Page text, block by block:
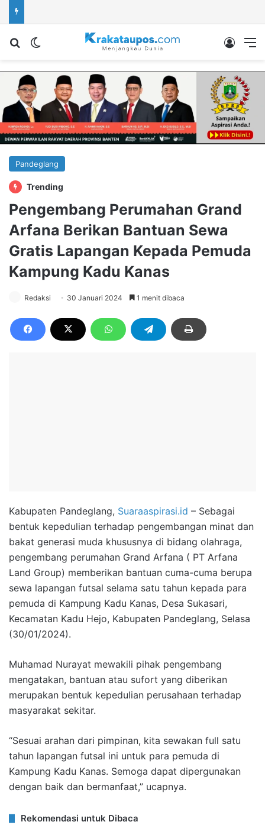
Cari berita...Switch skin Log In
Pandeglang
Trending
Pengembang Perumahan Grand
Arfana Berikan Bantuan Sewa
Gratis Lapangan Kepada Pemuda
Kampung Kadu Kanas
Redaksi 30 Januari 2024 1 menit dibaca
Kabupaten Pandeglang, Suaraaspirasi.id – Sebagai
bentuk kepedulian terhadap pengembangan minat dan
bakat generasi muda khususnya di bidang olahraga,
pengembang perumahan Grand Arfana ( PT Arfana
Land Group) memberikan bantuan cuma-cuma berupa
sewa lapangan futsal selama satu tahun kepada para
pemuda di Kampung Kadu Kanas, Desa Sukasari,
Kecamatan Kadu Hejo, Kabupaten Pandeglang, Selasa
(30/01/2024).
Muhamad Nurayat mewakili pihak pengembang
mengatakan, bantuan atau sufort yang diberikan
merupakan bentuk kepedulian perusahaan terhadap
masyarakat sekitar.
“Sesuai arahan dari pimpinan, kita sewakan full satu
tahun lapangan futsal ini untuk para pemuda di
Kampung Kadu Kanas. Semoga dapat dipergunakan
dengan baik dan bermanfaat,” ucapnya.
Rekomendasi untuk Dibaca